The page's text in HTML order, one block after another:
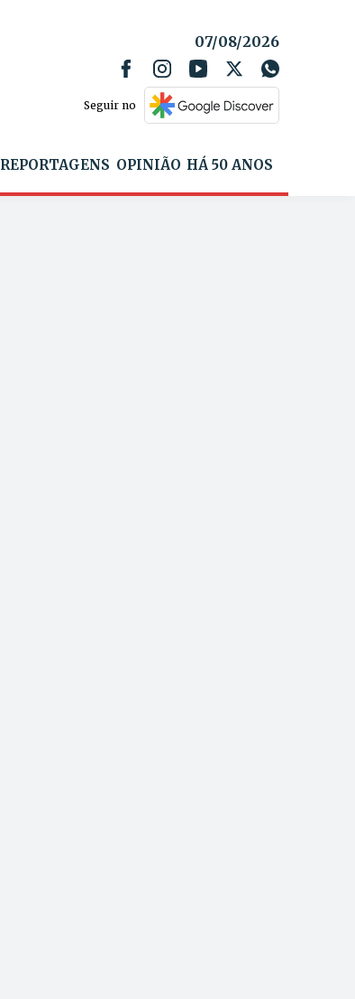
07/08/2026
Seguir no
REPORTAGENS OPINIÃO HÁ 50 ANOS